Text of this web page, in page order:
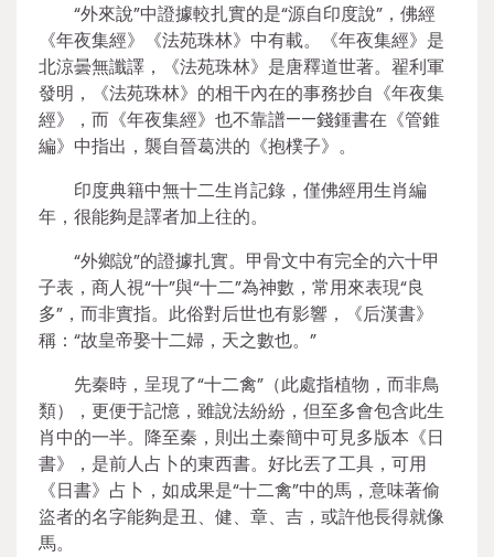
“外來說”中證據較扎實的是“源自印度說”，佛經
《年夜集經》《法苑珠林》中有載。《年夜集經》是
北涼曇無讖譯，《法苑珠林》是唐釋道世著。翟利軍
發明，《法苑珠林》的相干內在的事務抄自《年夜集
經》，而《年夜集經》也不靠譜——錢鍾書在《管錐
編》中指出，襲自晉葛洪的《抱樸子》。
印度典籍中無十二生肖記錄，僅佛經用生肖編
年，很能夠是譯者加上往的。
“外鄉說”的證據扎實。甲骨文中有完全的六十甲
子表，商人視“十”與“十二”為神數，常用來表現“良
多”，而非實指。此俗對后世也有影響，《后漢書》
稱：“故皇帝娶十二婦，天之數也。”
先秦時，呈現了“十二禽”（此處指植物，而非鳥
類），更便于記憶，雖說法紛紛，但至多會包含此生
肖中的一半。降至秦，則出土秦簡中可見多版本《日
書》，是前人占卜的東西書。好比丟了工具，可用
《日書》占卜，如成果是“十二禽”中的馬，意味著偷
盜者的名字能夠是丑、健、章、吉，或許他長得就像
馬。